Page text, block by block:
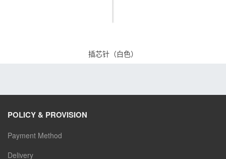
插芯针（白色）
POLICY & PROVISION
Payment Method
Delivery